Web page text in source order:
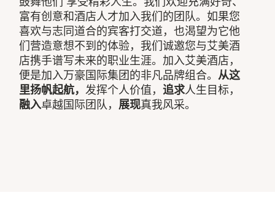
富有创意和酒店人才加入我们的团队。如果您
喜欢与志同道合的宾客打交道，也渴望为它他
们营造意想不到的体验，我们诚邀您与艾美酒
店携手谱写未来的职业生涯。加入艾美酒店，
便是加入万豪国际集团的非凡品牌组合。从这
里扬帆起航，发挥个人价值，追求人生目标，
融入卓越国际团队， 展现真我风采。